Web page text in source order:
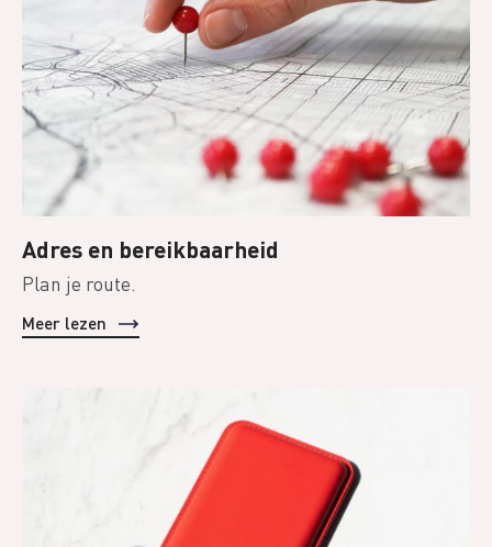
Adres en bereikbaarheid
Plan je route.
Meer lezen